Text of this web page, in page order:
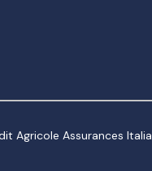
Agricole Assurances Italia